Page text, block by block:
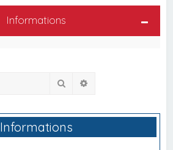
Informations
Rechercher
Informations